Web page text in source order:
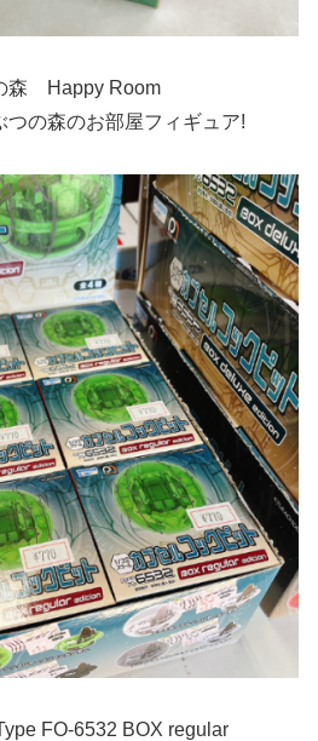
森 Happy Room
つの森のお部屋フィギュア!
FO-6532 BOX regular